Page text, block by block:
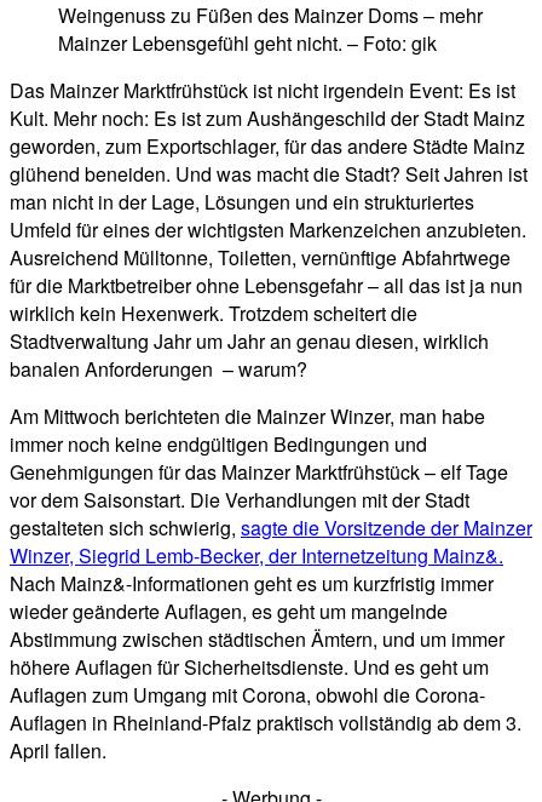
Weingenuss zu Füßen des Mainzer Doms – mehr
Mainzer Lebensgefühl geht nicht. – Foto: gik
Das Mainzer Marktfrühstück ist nicht irgendein Event: Es ist
Kult. Mehr noch: Es ist zum Aushängeschild der Stadt Mainz
geworden, zum Exportschlager, für das andere Städte Mainz
glühend beneiden. Und was macht die Stadt? Seit Jahren ist
man nicht in der Lage, Lösungen und ein strukturiertes
Umfeld für eines der wichtigsten Markenzeichen anzubieten.
Ausreichend Mülltonne, Toiletten, vernünftige Abfahrtwege
für die Marktbetreiber ohne Lebensgefahr – all das ist ja nun
wirklich kein Hexenwerk. Trotzdem scheitert die
Stadtverwaltung Jahr um Jahr an genau diesen, wirklich
banalen Anforderungen – warum?
Am Mittwoch berichteten die Mainzer Winzer, man habe
immer noch keine endgültigen Bedingungen und
Genehmigungen für das Mainzer Marktfrühstück – elf Tage
vor dem Saisonstart. Die Verhandlungen mit der Stadt
gestalteten sich schwierig, sagte die Vorsitzende der Mainzer
Winzer, Siegrid Lemb-Becker, der Internetzeitung Mainz&.
Nach Mainz&-Informationen geht es um kurzfristig immer
wieder geänderte Auflagen, es geht um mangelnde
Abstimmung zwischen städtischen Ämtern, und um immer
höhere Auflagen für Sicherheitsdienste. Und es geht um
Auflagen zum Umgang mit Corona, obwohl die Corona-
Auflagen in Rheinland-Pfalz praktisch vollständig ab dem 3.
April fallen.